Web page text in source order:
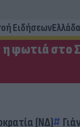
ΕιδήσεωνΕλλάδα
η φωτιά στο
(ΝΔ)